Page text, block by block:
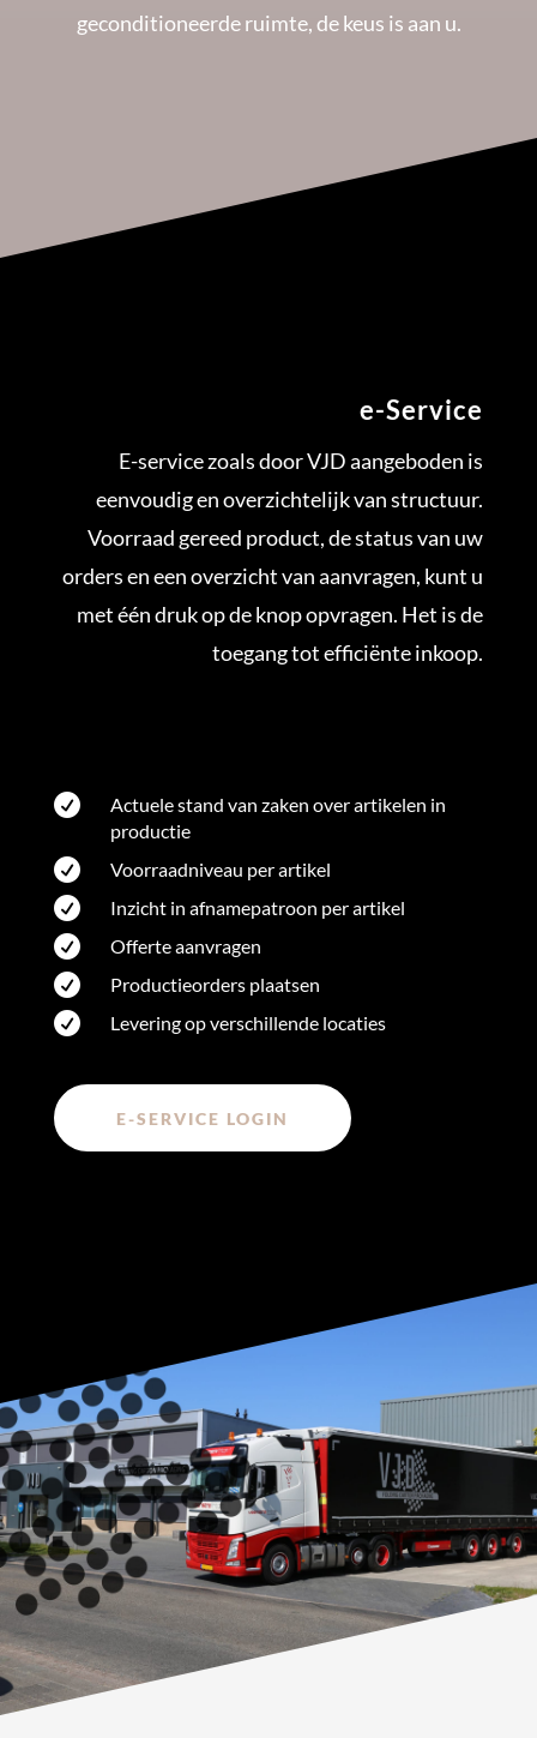
geconditioneerde ruimte, de keus is aan u.
e-Service
E-service zoals door VJD aangeboden is
eenvoudig en overzichtelijk van structuur.
Voorraad gereed product, de status van uw
orders en een overzicht van aanvragen, kunt u
met één druk op de knop opvragen. Het is de
toegang tot efficiënte inkoop.

Actuele stand van zaken over artikelen in
productie
 Voorraadniveau per artikel
 Inzicht in afnamepatroon per artikel
 Offerte aanvragen
 Productieorders plaatsen
 Levering op verschillende locaties
E-SERVICE LOGIN